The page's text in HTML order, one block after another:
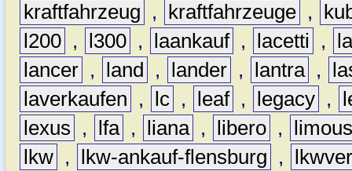
kraftfahrzeug
, kraftfahrzeuge ,
l200 , l300 , laankauf , lacetti ,
lancer , land , lander , lantra ,
laverkaufen
, lc , leaf , legacy ,
lexus
, lfa , liana , libero ,
lkw , lkw-ankauf-flensburg ,